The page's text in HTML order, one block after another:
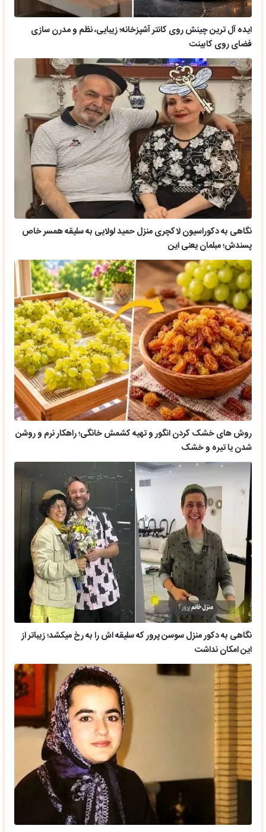
ایده آل ترین چینش روی کانتر آشپزخانه؛ زیبایی، نظم و مدرن سازی
فضای روی کابینت
نگاهی به دکوراسیون لاکچری منزل حمید لولایی به سلیقه همسر خاص
پسندش؛ مبلمان یعنی این
روش های خشک کردن انگور و تهیه کشمش خانگی؛ راهکار نرم و روشن
شدن یا تیره و خشک
نگاهی به دکور منزل سوسن پرور که سلیقه اش را به رخ میکشد؛ زیباتر از
این امکان نداشت